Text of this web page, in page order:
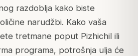
razdoblja kako biste
narudžbi. Kako vaša
tretmane poput Pizhichil ili
programa, potrošnja ulja će